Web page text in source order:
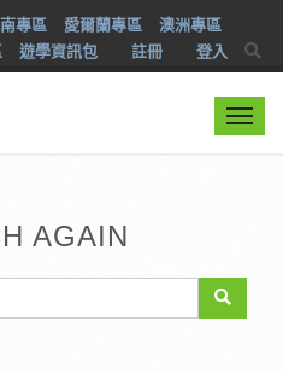
專區 愛爾蘭專區
澳洲專區
遊學資訊包 註冊 登入
AGAIN